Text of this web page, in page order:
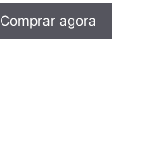
Comprar agora